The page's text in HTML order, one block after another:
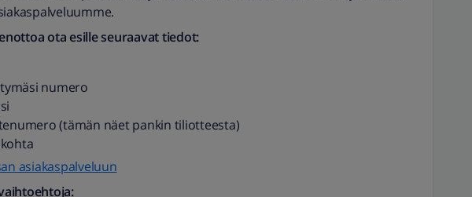
ota esille seuraavat tiedot:
numero
(tämän näet pankin tiliotteesta)
asiakaspalveluun